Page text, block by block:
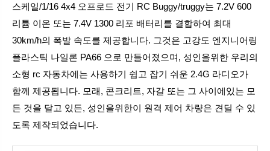
스케일/1/16 4x4 오프로드 전기 RC Buggy/truggy는 7.2V 600
리튬 이온 또는 7.4V 1300 리포 배터리를 결합하여 최대
30km/h의 폭발 속도를 제공합니다. 그것은 고강도 엔지니어링
플라스틱 나일론 PA66 으로 만들어졌으며, 성인을위한 우리의
소형 rc 자동차에는 사용하기 쉽고 잡기 쉬운 2.4G 라디오가
함께 제공됩니다. 모래, 콘크리트, 자갈 또는 그 사이에있는 모
든 것을 달고 있든, 성인을위한이 원격 제어 차량은 견딜 수 있
도록 제작되었습니다.